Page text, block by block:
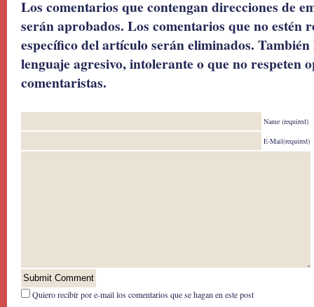
Los comentarios que contengan direcciones de
serán aprobados. Los comentarios que no estén
específico del artículo serán eliminados.
lenguaje agresivo, intolerante o que no respeten
comentaristas.
Name (required)
E-Mail(required)
Quiero recibír por e-mail los comentarios que se hagan en este post